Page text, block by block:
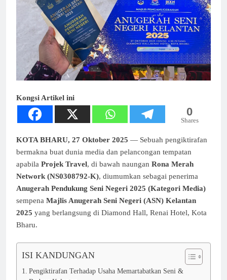
Kongsi Artikel ini
0
Shares
KOTA BHARU, 27 Oktober 2025 — Sebuah pengiktirafan
bermakna buat dunia media dan pelancongan tempatan
apabila Projek Travel, di bawah naungan Rona Merah
Network (NS0308792-K), diumumkan sebagai penerima
Anugerah Pendukung Seni Negeri 2025 (Kategori Media)
sempena Majlis Anugerah Seni Negeri (ASN) Kelantan
2025 yang berlangsung di Diamond Hall, Renai Hotel, Kota
Bharu.
ISI KANDUNGAN
Pengiktirafan Terhadap Usaha Memartabatkan Seni &